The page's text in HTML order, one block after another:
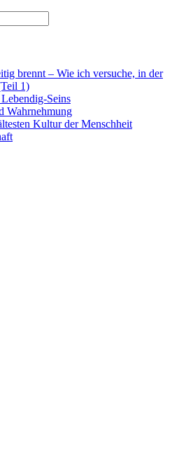
brennt – Wie ich versuche, in der
1)
Seins
Wahrnehmung
Kultur der Menschheit